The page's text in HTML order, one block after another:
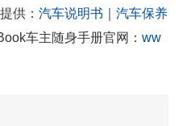
供： 汽车说明书
汽车保养
车主随身手册官网： ww